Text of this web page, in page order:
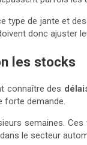
type de jante et
donc ajuster
les stocks
connaître des
forte demande.
semaines.
le secteur